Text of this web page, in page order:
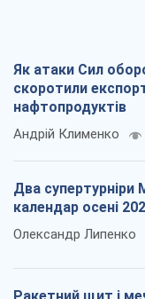
Як атаки Сил
скоротили
нафтопродуктів
Андрій Клименко
Два супертурніри
календар осені
Олександр Липенко